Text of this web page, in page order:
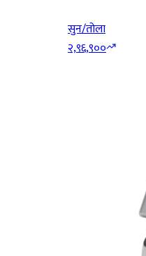
सुन/तोला
२,९६,९००